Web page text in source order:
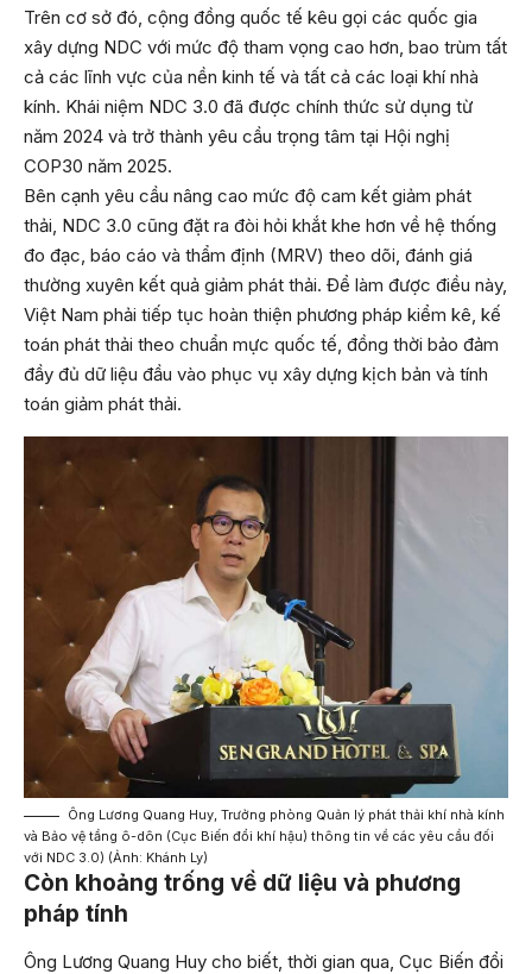
Trên cơ sở đó, cộng đồng quốc tế kêu gọi các quốc gia
xây dựng NDC với mức độ tham vọng cao hơn, bao trùm tất
cả các lĩnh vực của nền kinh tế và tất cả các loại khí nhà
kính. Khái niệm NDC 3.0 đã được chính thức sử dụng từ
năm 2024 và trở thành yêu cầu trọng tâm tại Hội nghị
COP30 năm 2025.
Bên cạnh yêu cầu nâng cao mức độ cam kết giảm phát
thải, NDC 3.0 cũng đặt ra đòi hỏi khắt khe hơn về hệ thống
đo đạc, báo cáo và thẩm định (MRV) theo dõi, đánh giá
thường xuyên kết quả giảm phát thải. Để làm được điều này,
Việt Nam phải tiếp tục hoàn thiện phương pháp kiểm kê, kế
toán phát thải theo chuẩn mực quốc tế, đồng thời bảo đảm
đầy đủ dữ liệu đầu vào phục vụ xây dựng kịch bản và tính
toán giảm phát thải.
Ông Lương Quang Huy, Trưởng phòng Quản lý phát thải khí nhà kính
và Bảo vệ tầng ô-dôn (Cục Biến đổi khí hậu) thông tin về các yêu cầu đối
với NDC 3.0) (Ảnh: Khánh Ly)
Còn khoảng trống về dữ liệu và phương
pháp tính
Ông Lương Quang Huy cho biết, thời gian qua, Cục Biến đổi